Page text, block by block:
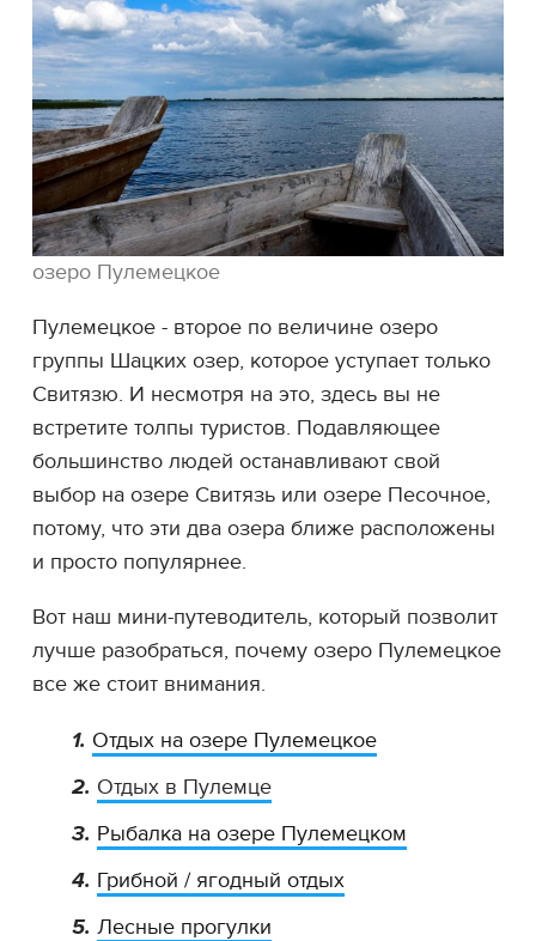
озеро Пулемецкое
Пулемецкое - второе по величине озеро
группы Шацких озер, которое уступает только
Свитязю. И несмотря на это, здесь вы не
встретите толпы туристов. Подавляющее
большинство людей останавливают свой
выбор на озере Свитязь или озере Песочное,
потому, что эти два озера ближе расположены
и просто популярнее.
Вот наш мини-путеводитель, который позволит
лучше разобраться, почему озеро Пулемецкое
все же стоит внимания.
Отдых на озере Пулемецкое
Отдых в Пулемце
Рыбалка на озере Пулемецком
Грибной / ягодный отдых
Лесные прогулки